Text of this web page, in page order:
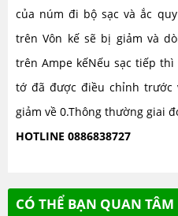
của núm đi bộ sạc và ắc
trên Vôn kế sẽ bị giảm và
trên Ampe kếNếu sạc tiếp
tớ đã được điều chỉnh trước
giảm về 0.Thông thường giai
HOTLINE 0886838727
CÓ THỂ BẠN QUAN TÂM